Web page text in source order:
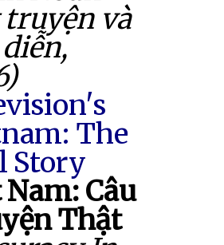
và
The
Story
Câu
Thật